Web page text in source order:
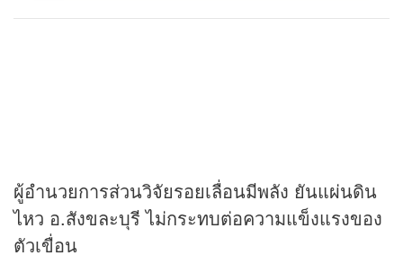
ผู้อำนวยการส่วนวิจัยรอยเลื่อนมีพลัง ยันแผ่นดิน
ไหว อ.สังขละบุรี ไม่กระทบต่อความแข็งแรงของ
ตัวเขื่อน